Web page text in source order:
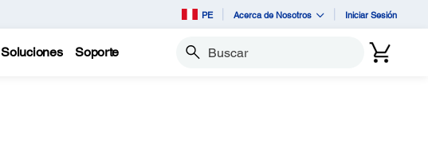
PE Acerca de Nosotros Iniciar Sesión
Soluciones Soporte Buscar